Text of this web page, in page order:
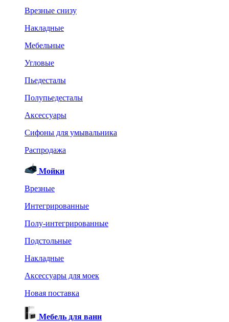
Врезные снизу
Накладные
Мебельные
Угловые
Пьедесталы
Полупьедесталы
Аксессуары
Сифоны для умывальника
Распродажа
Мойки
Врезные
Интегрированные
Полу-интегрированные
Подстольные
Накладные
Аксессуары для моек
Новая поставка
Мебель для ванн